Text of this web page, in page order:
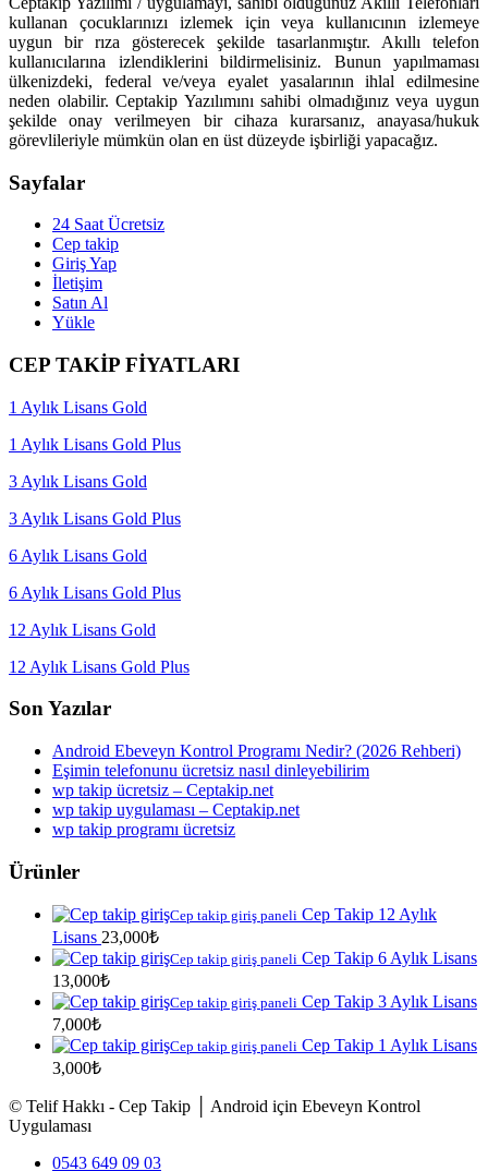
kullanan çocuklarınızı izlemek için veya kullanıcının izlemeye
uygun bir rıza gösterecek şekilde tasarlanmıştır. Akıllı telefon
kullanıcılarına izlendiklerini bildirmelisiniz. Bunun yapılmaması
ülkenizdeki, federal ve/veya eyalet yasalarının ihlal edilmesine
neden olabilir. Ceptakip Yazılımını sahibi olmadığınız veya uygun
şekilde onay verilmeyen bir cihaza kurarsanız, anayasa/hukuk
görevlileriyle mümkün olan en üst düzeyde işbirliği yapacağız.
Sayfalar
24 Saat Ücretsiz
Cep takip
Giriş Yap
İletişim
Satın Al
Yükle
CEP TAKİP FİYATLARI
1 Aylık Lisans Gold
1 Aylık Lisans Gold Plus
3 Aylık Lisans Gold
3 Aylık Lisans Gold Plus
6 Aylık Lisans Gold
6 Aylık Lisans Gold Plus
12 Aylık Lisans Gold
12 Aylık Lisans Gold Plus
Son Yazılar
Android Ebeveyn Kontrol Programı Nedir? (2026 Rehberi)
Eşimin telefonunu ücretsiz nasıl dinleyebilirim
wp takip ücretsiz – Ceptakip.net
wp takip uygulaması – Ceptakip.net
wp takip programı ücretsiz
Ürünler
Cep takip giriş paneli Cep Takip 12 Aylık
Lisans 23,000₺
Cep takip giriş paneli Cep Takip 6 Aylık Lisans
13,000₺
Cep takip giriş paneli Cep Takip 3 Aylık Lisans
7,000₺
Cep takip giriş paneli Cep Takip 1 Aylık Lisans
3,000₺
© Telif Hakkı - Cep Takip │ Android için Ebeveyn Kontrol
Uygulaması
0543 649 09 03